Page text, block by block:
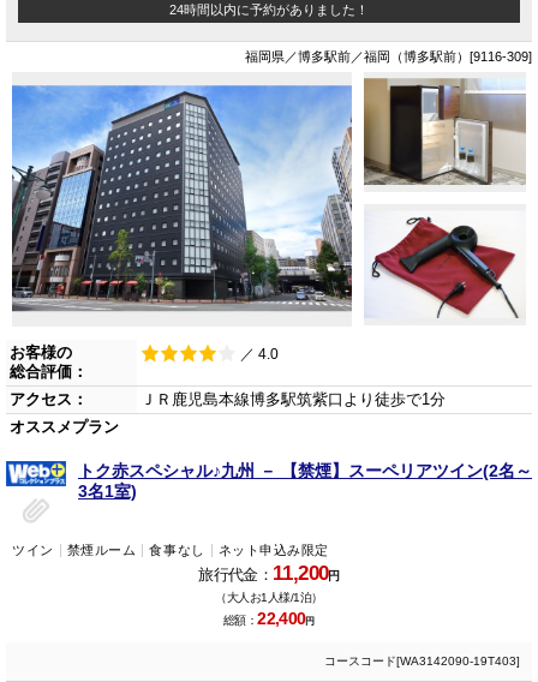
24時間以内に予約がありました！
福岡県／博多駅前／福岡（博多駅前）[9116-309]
お客様の
総合評価：
／ 4.0
アクセス：
ＪＲ鹿児島本線博多駅筑紫口より徒歩で1分
オススメプラン
トク赤スペシャル♪九州 － 【禁煙】スーペリアツイン(2名～
3名1室)
ツイン 禁煙ルーム 食事なし ネット申込み限定
旅行代金： 11,200円
（大人お1人様/1泊）
総額：22,400円
コースコード[WA3142090-19T403]